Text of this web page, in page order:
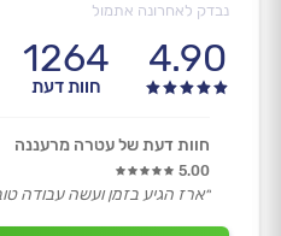
נבדק לאחרונה אתמול
4.90
1264
חוות דעת
חוות דעת של עטרה מרעננה
5.00
״ארז הגיע בזמן ועשה עבודה